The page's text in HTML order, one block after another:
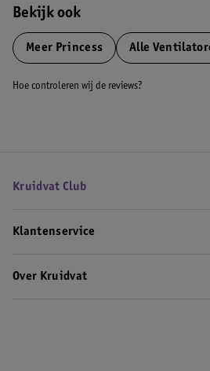
Bekijk ook
Meer Princess Alle
Hoe controleren wij de reviews?
Kruidvat Club
Klantenservice
Over Kruidvat